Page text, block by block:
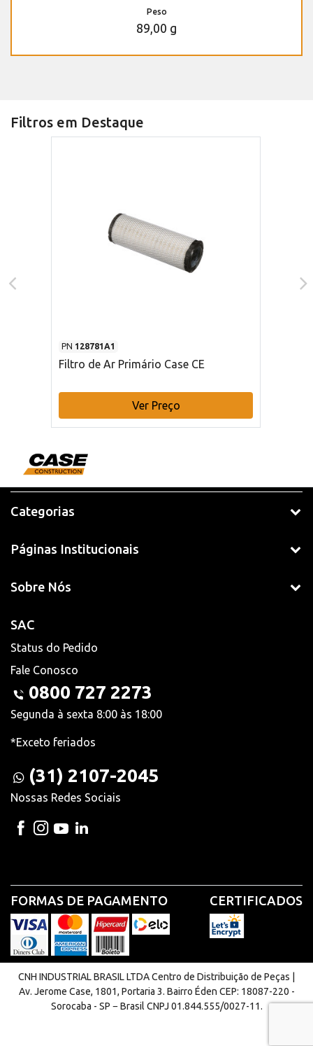
Peso
89,00 g
Filtros em Destaque
PN 128781A1
Filtro de Ar Primário Case CE
Ver Preço
Categorias
Páginas Institucionais
Sobre Nós
SAC
Status do Pedido
Fale Conosco
0800 727 2273
Segunda à sexta 8:00 às 18:00
*Exceto feriados
(31) 2107-2045
Nossas Redes Sociais
FORMAS DE PAGAMENTO CERTIFICADOS
CNH INDUSTRIAL BRASIL LTDA Centro de Distribuição de Peças |
Av. Jerome Case, 1801, Portaria 3. Bairro Éden CEP: 18087-220 -
Sorocaba - SP − Brasil CNPJ 01.844.555/0027-11.